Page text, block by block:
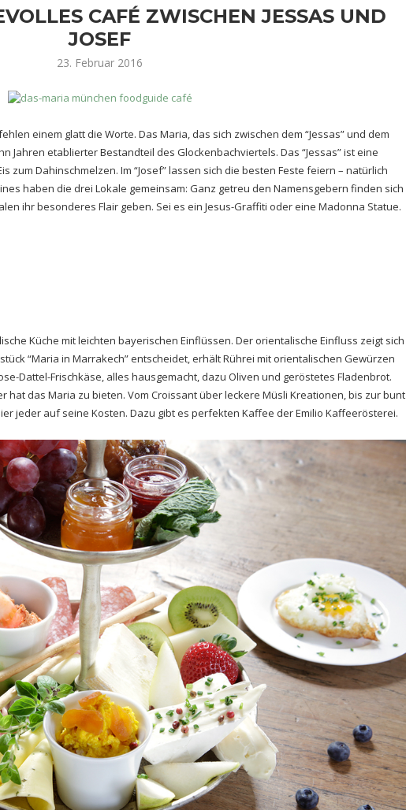
CAFÉ ZWISCHEN JESSAS UND
JOSEF
23. Februar 2016
einem glatt die Worte. Das Maria, das sich zwischen dem “Jessas” und dem
Jahren etablierter Bestandteil des Glockenbachviertels. Das “Jessas” ist eine
zum Dahinschmelzen. Im “Josef” lassen sich die besten Feste feiern – natürlich
haben die drei Lokale gemeinsam: Ganz getreu den Namensgebern finden sich
ihr besonderes Flair geben. Sei es ein Jesus-Graffiti oder eine Madonna Statue.
Küche mit leichten bayerischen Einflüssen. Der orientalische Einfluss zeigt sich
“Maria in Marrakech” entscheidet, erhält Rührei mit orientalischen Gewürzen
Dattel-Frischkäse, alles hausgemacht, dazu Oliven und geröstetes Fladenbrot.
hat das Maria zu bieten. Vom Croissant über leckere Müsli Kreationen, bis zur bunt
jeder auf seine Kosten. Dazu gibt es perfekten Kaffee der Emilio Kaffeerösterei.